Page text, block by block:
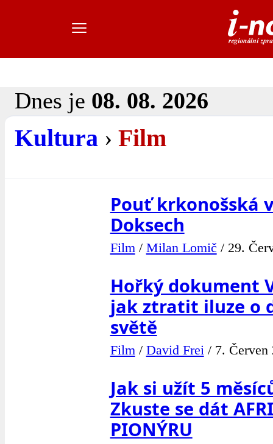
Dnes je 08. 08. 2026
Kultura › Film
Pouť krkonošská
Doksech
Film/ Milan Lomič / 29.
Hořký dokument
jak ztratit iluze o
světě
Film/ David Frei/ 7. Červen
Jak si užít 5
Zkuste se dát
PIONÝRU